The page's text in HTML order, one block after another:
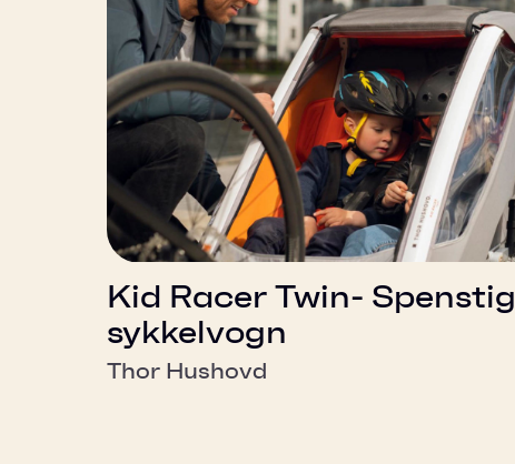
Kid Racer Twin- Spenstig
sykkelvogn
Thor Hushovd